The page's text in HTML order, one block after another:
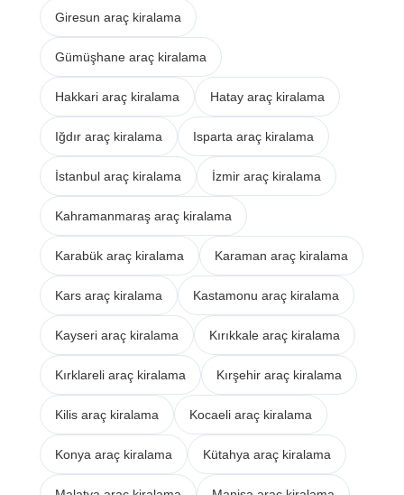
Giresun araç kiralama
Gümüşhane araç kiralama
Hakkari araç kiralama Hatay araç kiralama
Iğdır araç kiralama Isparta araç kiralama
İstanbul araç kiralama İzmir araç kiralama
Kahramanmaraş araç kiralama
Karabük araç kiralama Karaman araç kiralama
Kars araç kiralama Kastamonu araç kiralama
Kayseri araç kiralama Kırıkkale araç kiralama
Kırklareli araç kiralama Kırşehir araç kiralama
Kilis araç kiralama Kocaeli araç kiralama
Konya araç kiralama Kütahya araç kiralama